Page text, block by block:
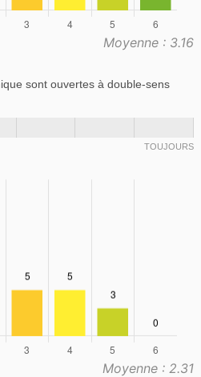
Moyenne : 3.16
sont ouvertes à double-sens
TOUJOURS
Moyenne : 2.31